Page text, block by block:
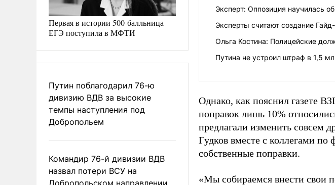
Первая в истории 500-балльница
ЕГЭ поступила в МФТИ
Путин поблагодарил 76-ю
дивизию ВДВ за высокие
темпы наступления под
Добропольем
Командир 76-й дивизии ВДВ
назвал потери ВСУ на
Добропольском направлении
Эксперт: Оппозиция научилась
Эксперты считают создание
Ольга Костина: Полицейские
Путина не устроил штраф в 1,5
Однако, как пояснил газете
поправок лишь 10%
предлагали изменить совсем
Гудков вместе с коллегами
собственные поправки.
«Мы собираемся внести свои